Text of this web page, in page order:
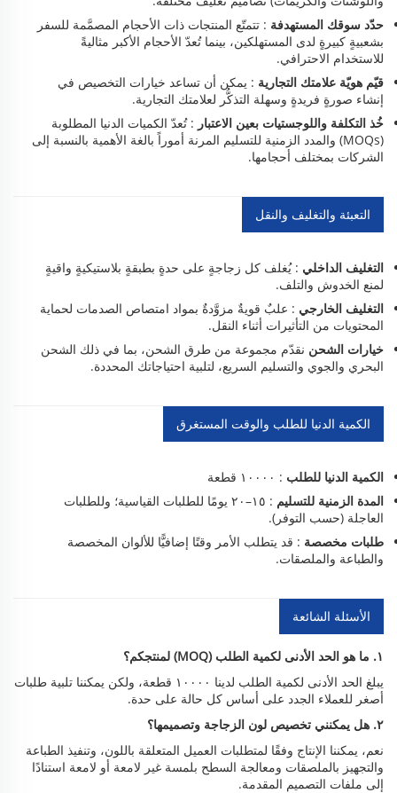
حدّد سوقك المستهدفة : تتمتّع المنتجات ذات الأحجام المصمَّمة للسفر
بشعبيةٍ كبيرةٍ لدى المستهلكين، بينما تُعدّ الأحجام الأكبر مثاليةً
للاستخدام الاحترافي.
قيّم هويّة علامتك التجارية : يمكن أن تساعد خيارات التخصيص في
إنشاء صورةٍ فريدةٍ وسهلة التذكُّر لعلامتك التجارية.
خُذ التكلفة واللوجستيات بعين الاعتبار : تُعدّ الكميات الدنيا المطلوبة
(MOQs) والمدد الزمنية للتسليم المرنة أموراً بالغة الأهمية بالنسبة إلى
الشركات بمختلف أحجامها.
التعبئة والتغليف والنقل
التغليف الداخلي : يُغلف كل زجاجةٍ على حدةٍ بطبقةٍ بلاستيكيةٍ واقيةٍ
لمنع الخدوش والتلف.
التغليف الخارجي : علبٌ قويةٌ مزوَّدةٌ بمواد امتصاص الصدمات لحماية
المحتويات من التأثيرات أثناء النقل.
خيارات الشحن نقدّم مجموعة من طرق الشحن، بما في ذلك الشحن
البحري والجوي والتسليم السريع، لتلبية احتياجاتك المحددة.
الكمية الدنيا للطلب والوقت المستغرق
الكمية الدنيا للطلب : ١٠٠٠٠ قطعة
المدة الزمنية للتسليم
: ١٥–٢٠ يومًا للطلبات القياسية؛ وللطلبات
العاجلة (حسب التوفر).
طلبات مخصصة : قد يتطلب الأمر وقتًا إضافيًّا للألوان المخصصة
والطباعة والملصقات.
الأسئلة الشائعة
١. ما هو الحد الأدنى لكمية الطلب (MOQ) لمنتجكم؟
يبلغ الحد الأدنى لكمية الطلب لدينا ١٠٠٠٠ قطعة، ولكن يمكننا تلبية طلبات
أصغر للعملاء الجدد على أساس كل حالة على حدة.
٢. هل يمكنني تخصيص لون الزجاجة وتصميمها؟
نعم، يمكننا الإنتاج وفقًا لمتطلبات العميل المتعلقة باللون، وتنفيذ الطباعة
والتجهيز بالملصقات ومعالجة السطح بلمسة غير لامعة أو لامعة استنادًا
إلى ملفات التصميم المقدمة.